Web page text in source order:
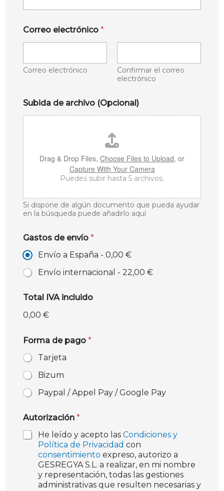
Correo electrónico *
Correo electrónico
Confirmar el correo
electrónico
Subida de archivo (Opcional)
Drag & Drop Files, Choose Files to Upload, or
Capture With Your Camera
Puedes subir hasta 5 archivos.
Si dispone de algún documento que pueda ayudar
en la búsqueda puede añadirlo aquí
Gastos de envío *
Envío a España - 0,00 €
Envío internacional - 22,00 €
Total IVA incluido
0,00 €
Forma de pago *
Tarjeta
Bizum
Paypal / Appel Pay / Google Pay
Autorización *
He leído y acepto las Condiciones y
Política de Privacidad con
consentimiento expreso, autorizo a
GESREGYA S.L. a realizar, en mi nombre
y representación, todas las gestiones
administrativas que resulten necesarias y